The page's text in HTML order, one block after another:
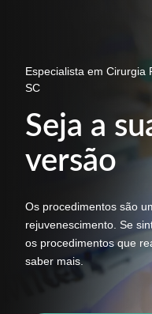
Especialista em Cirurgia
SC
Seja a
versão
Os procedimentos são
rejuvenescimento. Se
os procedimentos que
saber mais.